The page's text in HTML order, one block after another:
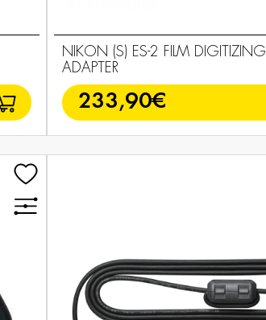
NIKON (S) ES-2 FILM DIGITIZING
ADAPTER
233,90€